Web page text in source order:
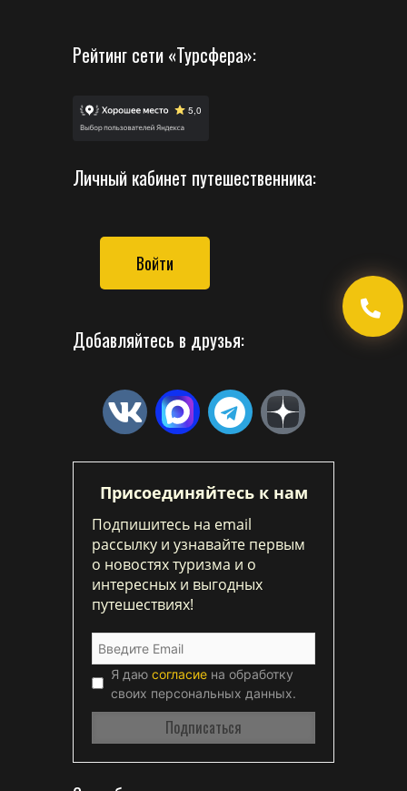
Рейтинг сети «Турсфера»:
Личный кабинет путешественника:
Войти
Добавляйтесь в друзья:
Присоединяйтесь к нам
Подпишитесь на email
рассылку и узнавайте первым
о новостях туризма и о
интересных и выгодных
путешествиях!
Я даю согласие на обработку
своих персональных данных.